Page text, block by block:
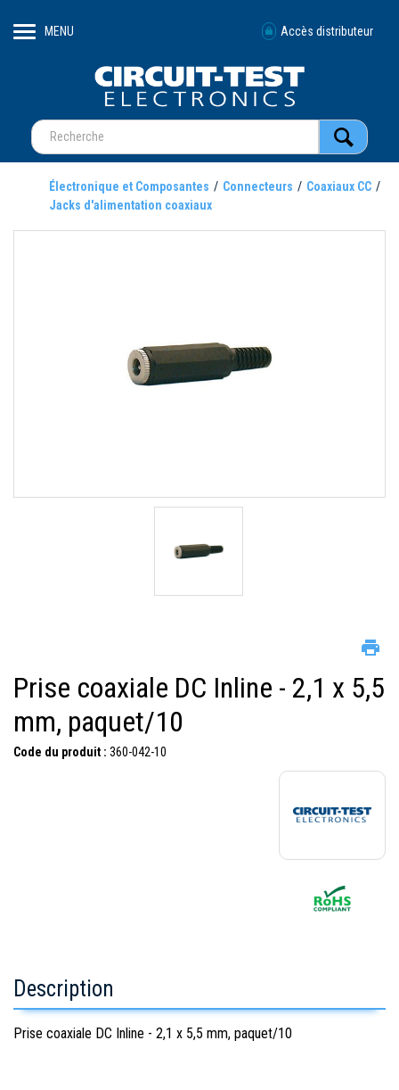
MENU Accès distributeur
Électronique et Composantes Connecteurs
Coaxiaux CC
Jacks d'alimentation coaxiaux
Prise coaxiale DC Inline - 2,1 x 5,5
mm, paquet/10
Code du produit : 360-042-10
Description
Prise coaxiale DC Inline - 2,1 x 5,5 mm, paquet/10